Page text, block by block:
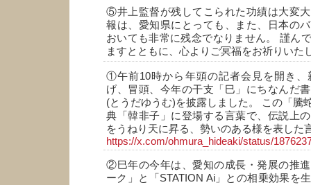
⑤井上監督が残してこられた功績は大変
報は、愛知県にとっても、また、日本の
おいても非常に残念でなりません。 謹ん
ますとともに、心よりご冥福をお祈りいた
①午前10時から年頭の記者会見を開き、
げ、冒頭、今年の干支「巳」にちなんだ
(とうだゆうむ)を披露しました。 この「騰
典「韓非子」に登場する言葉で、伝説上
をうねり天に昇る、勢いのある様を表した
https://x.com/ohmura_hideaki/status/
②巳年の今年は、愛知の成長・発展の推
ーク」と「STATION Ai」との相乗効果を